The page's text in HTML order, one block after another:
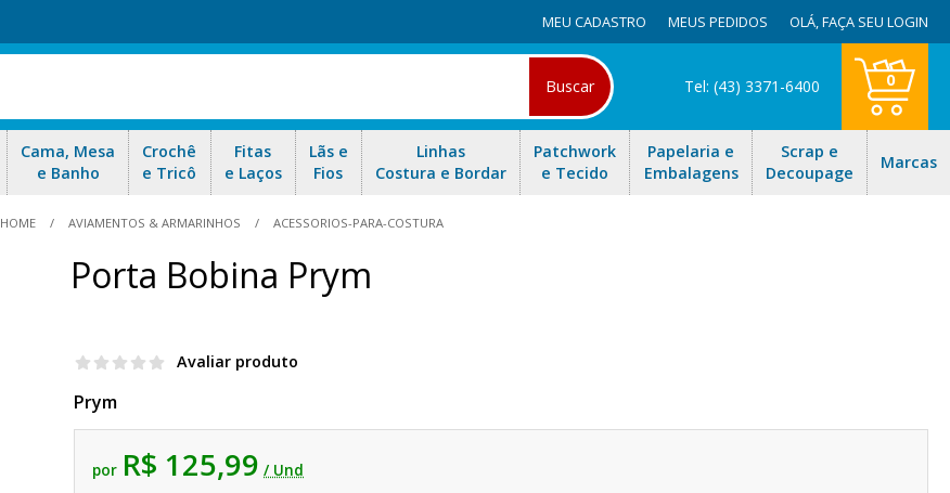
MEU CADASTRO MEUS PEDIDOS OLÁ,FAÇA SEU LOGIN
Buscar Tel: (43) 3371-6400 0
Cama, Mesa
e Banho
Crochê
e Tricô
Fitas
e Laços
Lãs e
Fios
Linhas
Costura e Bordar
Patchwork
e Tecido
Papelaria e
Embalagens
Scrap e
Decoupage
Marcas
HOME AVIAMENTOS & ARMARINHOS ACESSORIOS-PARA-COSTURA
Porta Bobina Prym
Avaliar produto
Prym
por R$ 125,99 / Und